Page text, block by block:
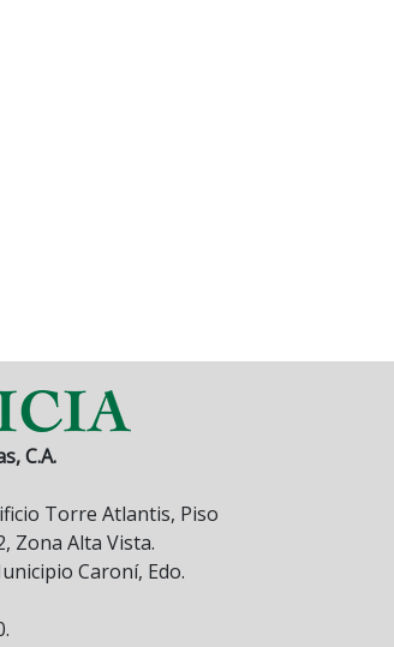
C.A.
Torre Atlantis, Piso
Zona Alta Vista.
Caroní, Edo.